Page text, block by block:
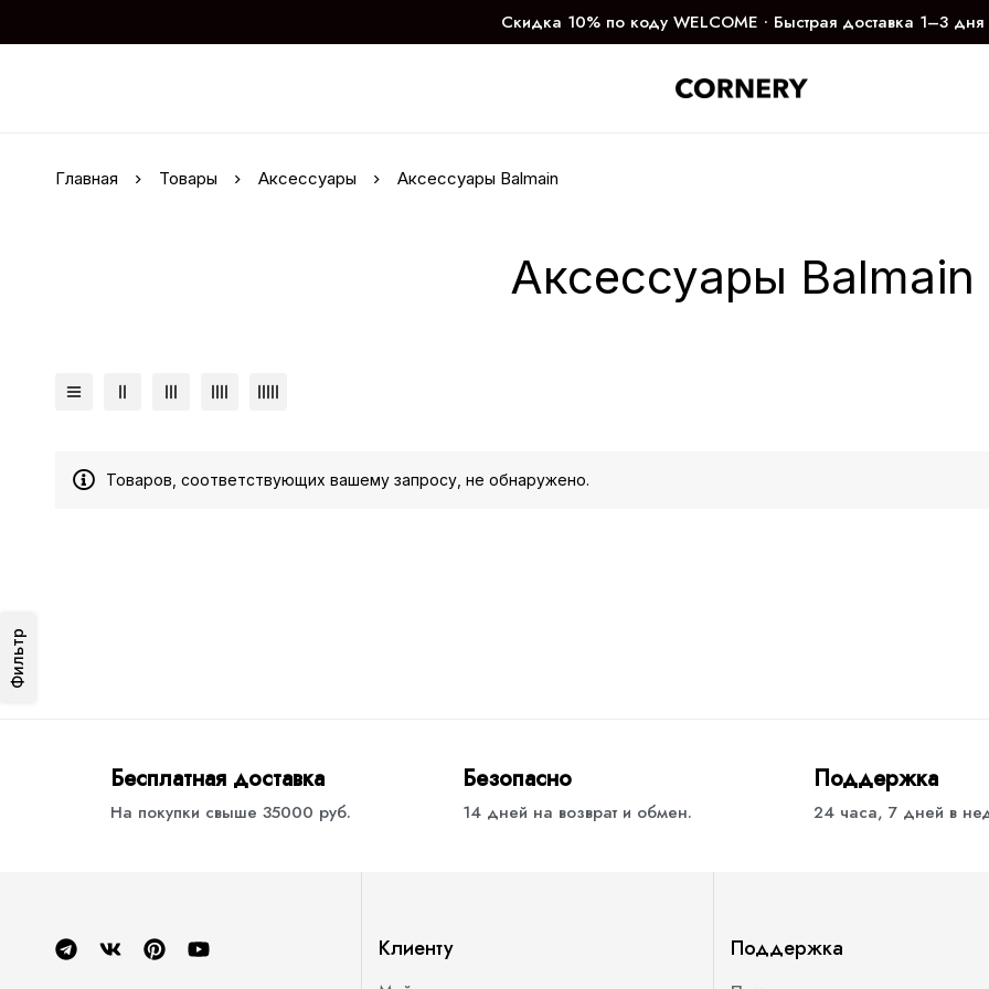
Скидка 10% по коду WELCOME ∙ Быстрая доставка 1–3 дня
Главная Товары Аксессуары Аксессуары Balmain
Аксессуары Balmain
Фильтр
Товаров, соответствующих вашему запросу, не обнаружено.
Бесплатная доставка
На покупки свыше 35000 руб.
Безопасно
14 дней на возврат и обмен.
Поддержка
24 часа, 7 дней в
Клиенту Поддержка